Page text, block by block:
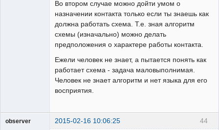
Во втором случае можно дойти умом о
назначении контакта только если ты знаешь как
должна работать схема. Т.е. зная алгоритм
схемы (изначально) можно делать
предположения о характере работы контакта.
Ежели человек не знает, а пытается понять как
работает схема - задача маловыполнимая.
Человек не знает алгоритм и нет языка для его
восприятия.
44
observer 2015-02-16 10:06:25